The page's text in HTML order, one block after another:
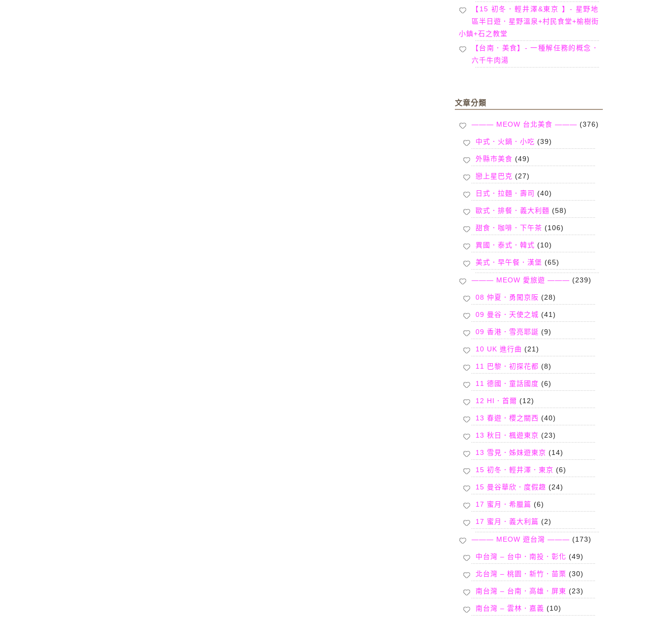
【15 初冬．輕井澤&東京 】- 星野地
區半日遊．星野溫泉+村民食堂+榆樹街
小鎮+石之教堂
【台南．美食】- 一種解任務的概念．
六千牛肉湯
文章分類
——— MEOW 台北美食 ——— (376)
中式．火鍋．小吃 (39)
外縣市美食 (49)
戀上星巴克 (27)
日式．拉麵．壽司 (40)
歐式．排餐．義大利麵 (58)
甜食．咖啡．下午茶 (106)
異國．泰式．韓式 (10)
美式．早午餐．漢堡 (65)
——— MEOW 愛旅遊 ——— (239)
08 仲夏．勇闖京阪 (28)
09 曼谷．天使之城 (41)
09 香港．雪亮耶誕 (9)
10 UK 進行曲 (21)
11 巴黎．初探花都 (8)
11 德國．童話國度 (6)
12 HI．首爾 (12)
13 春遊．櫻之關西 (40)
13 秋日．楓遊東京 (23)
13 雪見．姊妹遊東京 (14)
15 初冬．輕井澤．東京 (6)
15 曼谷華欣．度假趣 (24)
17 蜜月．希臘篇 (6)
17 蜜月．義大利篇 (2)
——— MEOW 遊台灣 ——— (173)
中台灣 – 台中．南投．彰化 (49)
北台灣 – 桃園．新竹．苗栗 (30)
南台灣 – 台南．高雄．屏東 (23)
南台灣 – 雲林．嘉義 (10)